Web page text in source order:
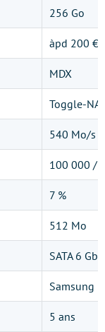
256 Go
àpd 200 €
MDX
Toggle-
540 Mo/s
100 000 /
7 %
512 Mo
SATA 6
Samsung
5 ans